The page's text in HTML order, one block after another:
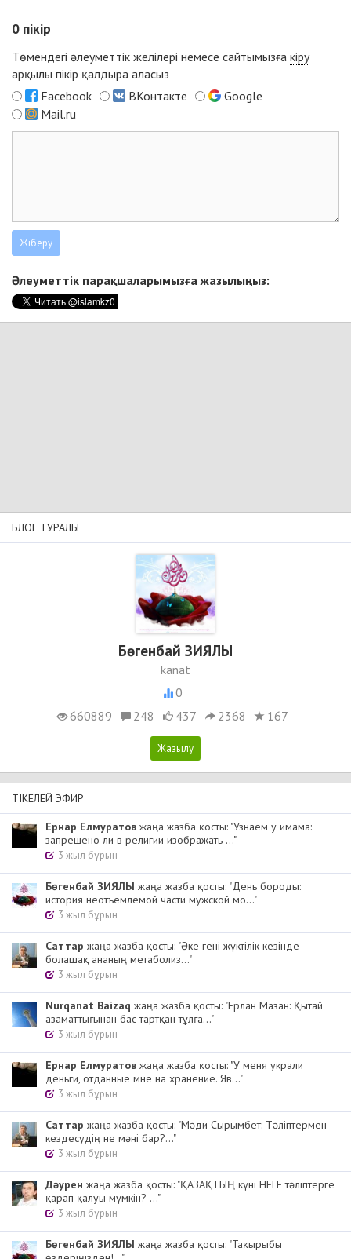
0 пікір
Төмендегі әлеуметтік желілері немесе сайтымызға кіру
арқылы пікір қалдыра аласыз
Facebook
ВКонтакте
Google
Mail.ru
Әлеуметтік парақшаларымызға жазылыңыз:
БЛОГ ТУРАЛЫ
Бөгенбай ЗИЯЛЫ
kanat
0
660889
248 437 2368 167
ТІКЕЛЕЙ ЭФИР
Ернар Елмуратов жаңа жазба қосты: "Узнаем у имама:
запрещено ли в религии изображать ..."
3 жыл бұрын
Бөгенбай ЗИЯЛЫ жаңа жазба қосты: "День бороды:
история неотъемлемой части мужской мо..."
3 жыл бұрын
Cаттар жаңа жазба қосты: "Әке гені жүктілік кезінде
болашақ ананың метаболиз..."
3 жыл бұрын
Nurqanat Baizaq жаңа жазба қосты: "Ерлан Мазан: Қытай
азаматтығынан бас тартқан тұлға..."
3 жыл бұрын
Ернар Елмуратов жаңа жазба қосты: "У меня украли
деньги, отданные мне на хранение. Яв..."
3 жыл бұрын
Cаттар жаңа жазба қосты: "Мәди Сырымбет: Тәліптермен
кездесудің не мәні бар?..."
3 жыл бұрын
Дәурен жаңа жазба қосты: "ҚАЗАҚТЫҢ күні НЕГЕ тәліптерге
қарап қалуы мүмкін? ..."
3 жыл бұрын
Бөгенбай ЗИЯЛЫ жаңа жазба қосты: "Тақырыбы